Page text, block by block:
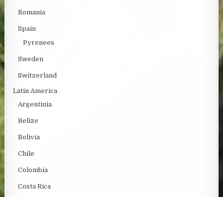
Romania
Spain
Pyrenees
Sweden
Switzerland
Latin America
Argentinia
Belize
Bolivia
Chile
Colombia
Costa Rica